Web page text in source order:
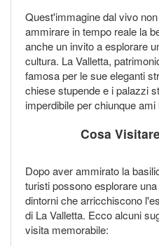
Quest'immagine dal vivo
ammirare in tempo reale la
anche un invito a esplorare
cultura. La Valletta,
famosa per le sue eleganti
chiese stupende e i palazzi
imperdibile per chiunque
Cosa
Dopo aver ammirato la
turisti possono esplorare
dintorni che arricchiscono
di La Valletta. Ecco alcuni
visita memorabile: